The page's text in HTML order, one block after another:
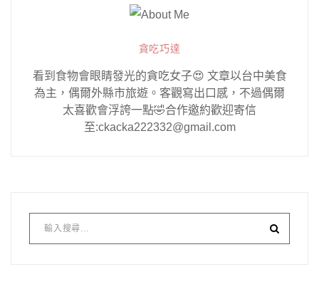
貪吃巧達
看到食物會眼睛發光的貪吃女子😍 文章以台中美食
為主，偶爾外縣市旅遊。客觀寫出口感，不過偶爾
太喜歡會浮誇一點🤣合作邀約歡迎寄信
至:ckacka222332@gmail.com